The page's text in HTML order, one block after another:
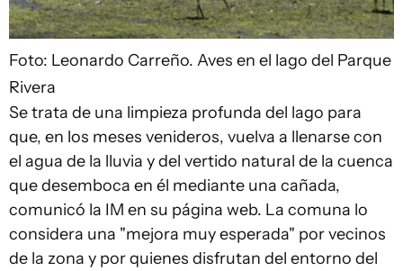
Foto: Leonardo Carreño. Aves en el lago del Parque
Rivera
Se trata de una limpieza profunda del lago para
que, en los meses venideros, vuelva a llenarse con
el agua de la lluvia y del vertido natural de la cuenca
que desemboca en él mediante una cañada,
comunicó la IM en su página web. La comuna lo
considera una "mejora muy esperada" por vecinos
de la zona y por quienes disfrutan del entorno del